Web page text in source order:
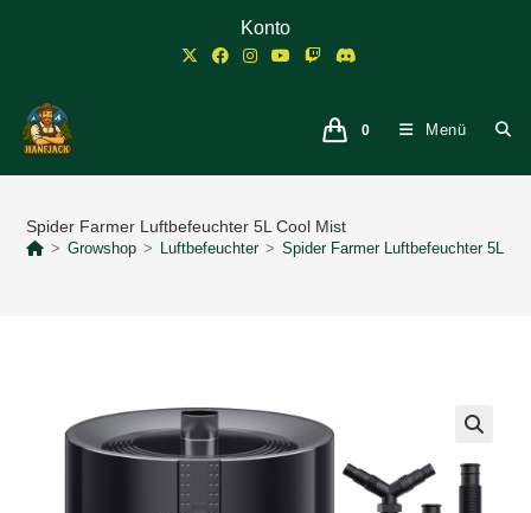
Konto
0 Menü
Spider Farmer Luftbefeuchter 5L Cool Mist
> Growshop > Luftbefeuchter > Spider Farmer Luftbefeuchter 5L
🔍